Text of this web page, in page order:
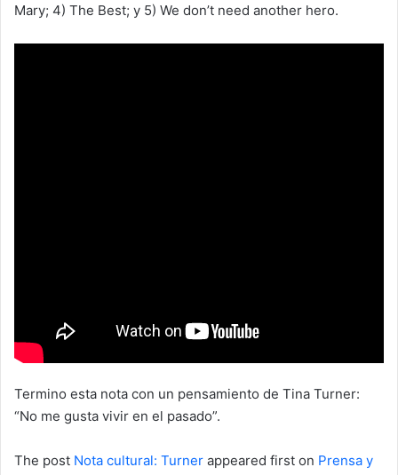
Mary; 4) The Best; y 5) We don’t need another hero.
Termino esta nota con un pensamiento de Tina Turner:
“No me gusta vivir en el pasado”.
The post Nota cultural: Turner appeared first on Prensa y